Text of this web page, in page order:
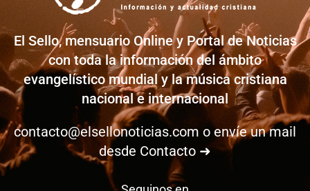
El Sello, mensuario Online y Portal de Noticias
con toda la información del ámbito
evangelístico mundial y la música cristiana
nacional e internacional
contacto@elsellonoticias.com o envíe un mail
desde Contacto ➜